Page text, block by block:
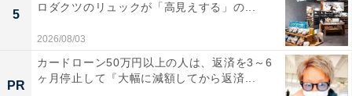
5
ロダクツのリュックが「高見えする」の...
2026/08/03
PR
カードローン50万円以上の人は、返済を3～6
ヶ月停止して『大幅に減額してから返済...